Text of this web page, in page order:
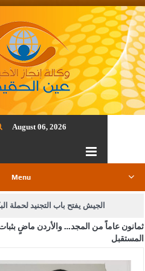
August 06, 2026
Menu
الجيش يفتح باب التجنيد لحملة
بيان اجتماع عمّان:دعم الوصاية
ثمانون عاماً من المجد… والأردن ماضٍ
المستقبل